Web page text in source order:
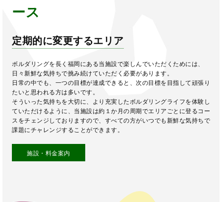
ース
定期的に変更するエリア
ボルダリングを長く福岡にある当施設で楽しんでいただくためには、
日々新鮮な気持ちで挑み続けていただく必要があります。
日常の中でも、一つの目標が達成できると、次の目標を目指して頑張り
たいと思われる方は多いです。
そういった気持ちを大切に、より充実したボルダリングライフを体験し
ていただけるように、当施設は約１か月の周期でエリアごとに登るコー
スをチェンジしておりますので、すべての方がいつでも新鮮な気持ちで
課題にチャレンジすることができます。
施設・料金案内